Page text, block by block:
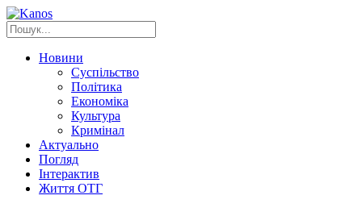
Новини
Суспільство
Політика
Економіка
Культура
Кримінал
Актуально
Погляд
Інтерактив
Життя ОТГ